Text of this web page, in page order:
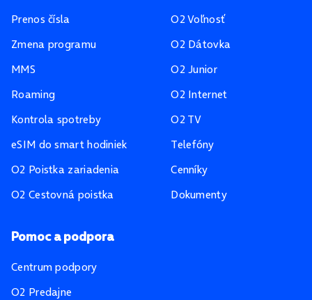
Prenos čísla
Zmena programu
MMS
Roaming
Kontrola spotreby
eSIM do smart hodiniek
O2 Poistka zariadenia
O2 Cestovná poistka
O2 Voľnosť
O2 Dátovka
O2 Junior
O2 Internet
O2 TV
Telefóny
Cenníky
Dokumenty
Pomoc a podpora
Centrum podpory
O2 Predajne